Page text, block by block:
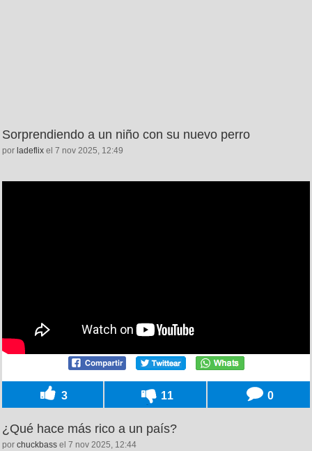
Sorprendiendo a un niño con su nuevo perro
por ladeflix el 7 nov 2025, 12:49
3 11 0
¿Qué hace más rico a un país?
por chuckbass el 7 nov 2025, 12:44